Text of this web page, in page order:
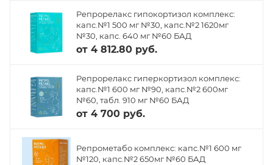
Репрорелакс гипокортизол комплекс:
капс.№1 500 мг №30, капс.№2 1620мг
№30, капс. 640 мг №60 БАД
от 4 812.80 руб.
Репрорелакс гиперкортизол комплекс:
капс.№1 600 мг №90, капс.№2 600мг
№60, табл. 910 мг №60 БАД
от 4 700 руб.
Репрометабо комплекс: капс.№1 600 мг
№120, капс.№2 650мг №60 БАД